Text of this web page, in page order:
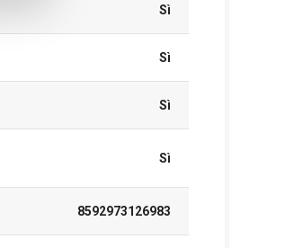
Sì
Sì
Sì
Sì
8592973126983